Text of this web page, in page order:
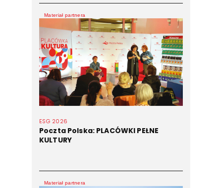
ESG 2026
Poczta Polska: PLACÓWKI PEŁNE
KULTURY
Materiał partnera
Materiał partnera